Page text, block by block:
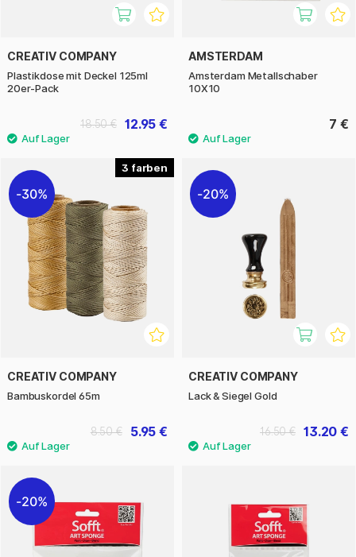
CREATIV COMPANY
Plastikdose mit Deckel 125ml
20er-Pack
12.95 €
18.50 €
AMSTERDAM
Amsterdam Metallschaber
10X10
7 €
3
30%
CREATIV COMPANY
Bambuskordel 65m
5.95 €
8.50 €
20%
CREATIV COMPANY
Lack & Siegel Gold
13.20 €
16.50 €
20%